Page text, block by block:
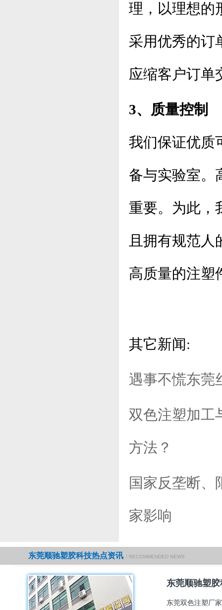
理，以理想的
采用优秀的订
应缩客户订单
3、质量控制
我们保证优质
备与实验室。
重要。为此，
且拥有规范
高质量的注塑
其它新闻:
遇事不慌东莞
双色注塑加工
方法？
国家反垄断、
家影响
东莞顺驰塑胶科技热点资讯 / RECOMMENDED NEWS
东莞顺驰塑
东莞双色注塑厂